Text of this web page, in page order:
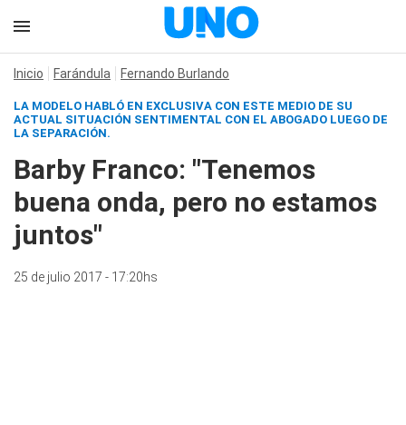
Inicio Farándula Fernando Burlando
LA MODELO HABLÓ EN EXCLUSIVA CON ESTE MEDIO DE SU
ACTUAL SITUACIÓN SENTIMENTAL CON EL ABOGADO LUEGO DE
LA SEPARACIÓN.
Barby Franco: "Tenemos
buena onda, pero no estamos
juntos"
25 de julio 2017 - 17:20hs